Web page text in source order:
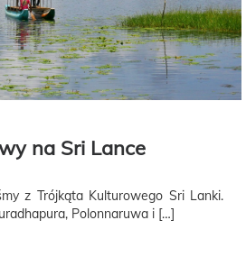
na Sri Lance
z Trójkąta Kulturowego Sri Lanki.
Polonnaruwa i […]